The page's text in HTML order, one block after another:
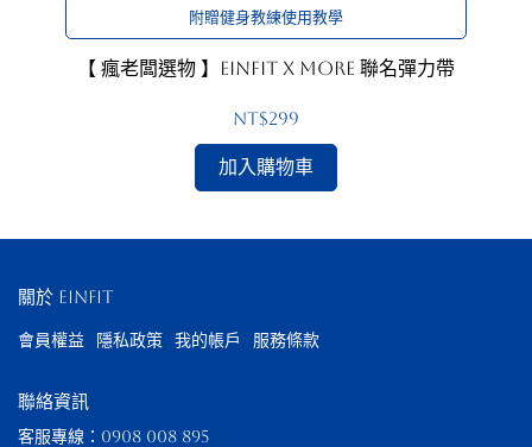
附贈健身教練使用教學
【 瘋老闆選物 】EinFit x MORE 聯名彈力帶
NT$299
加入購物車
關於 EinFit
會員權益 隱私政策 我的帳戶 服務條款
聯絡資訊
客服專線：0908 008 895